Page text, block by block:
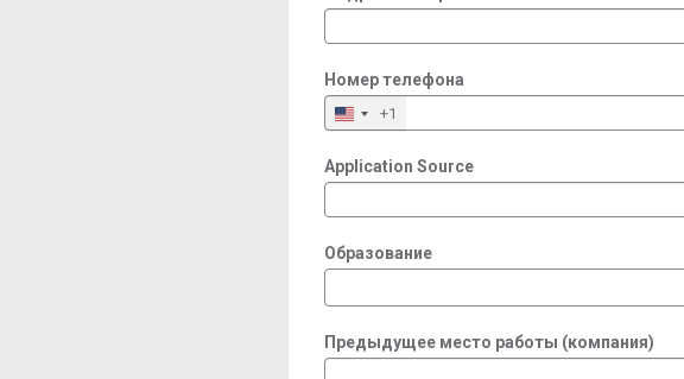
required
Номер телефона
+1
Application Source
Образование
Предыдущее место работы (компания)